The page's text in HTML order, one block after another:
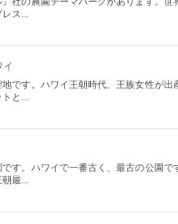
レス...
イ
です。ハワイ王朝時代、王族女性が出
トと...
す。ハワイで一番古く、最古の公園で
朝最...